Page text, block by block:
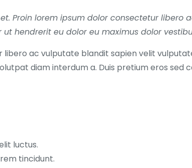
Proin lorem ipsum dolor consectetur
hendrerit eu dolor eu maximus dolor
ac vulputate blandit sapien velit
diam interdum a. Duis pretium eros sed
luctus.
tincidunt.